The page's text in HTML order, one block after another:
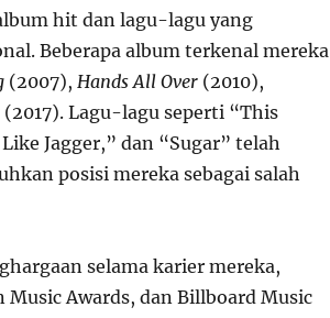
hit dan lagu-lagu yang
Beberapa album terkenal mereka
(2007), Hands All Over(2010),
(2017). Lagu-lagu seperti “This
Jagger,” dan “Sugar” telah
posisi mereka sebagai salah
selama karier mereka,
Awards, dan Billboard Music